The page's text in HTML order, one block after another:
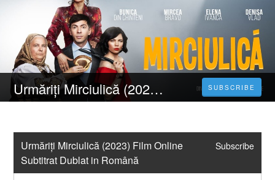
Urmăriți Mirciulică (2023) Film Online Subtitrat Dublat in Română SUBSCRIBE
Urmăriți Mirciulică (2023) Film Online
Subtitrat Dublat in Română
Subscribe